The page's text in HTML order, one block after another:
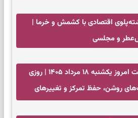
اقتصادی با کشمش و خرما |
و مجلسی
فال سرنوشت امروز یکشنبه ۱۸ مرداد ۱۴۰۵ | روزی
روشن، حفظ تمرکز و تغییرهای